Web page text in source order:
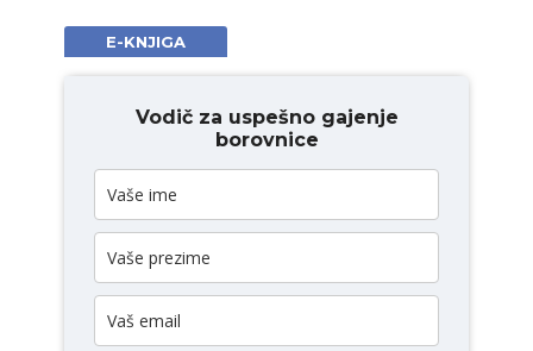
E-KNJIGA
Vodič za uspešno gajenje
borovnice